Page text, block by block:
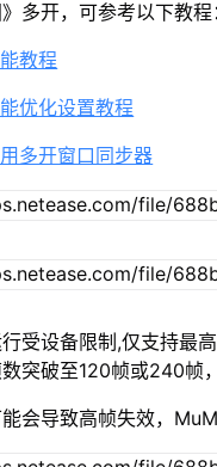
多开，可参考以下教程
教程
优化设置教程
多开窗口同步器
受设备限制,仅支持最
突破至120帧或240帧
会导致高帧失效，